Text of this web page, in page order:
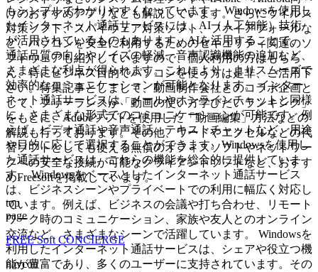
もシンプルでわかりやすくなっています。 Windowsを使用し
たインターネット通話サービスには、AI（人工知能）技術
が活用されているものもあります。AIを活用することで、
通話品質の向上やノイズの軽減、音声認識機能の追加など、
さまざまな利点が得られます。これにより、よりスムーズで
効率的なコミュニケーションが可能となります。 インター
ネット通話サービスは、メールやオンラインチャットと同様
に、さまざまな形式でのコミュニケーションが可能です。例
えば、ビデオ通話や音声通話、テキストチャットなど、用途
や目的に応じて選択することができます。Windowsを使用し
た通話サービスは、これらの機能を総合的に提供していま
す。 Windowsをベースとしたインターネット通話サービス
は、ビジネスシーンやプライベートでの利用に幅広く対応し
ています。例えば、ビジネスの会議や打ち合わせ、リモート
ワーク時のコミュニケーション、家族や友人とのオンライン
交流など、さまざまなシーンで活躍しています。 Windowsを
利用したインターネット通話サービスは、シェアや役立つ機
能が豊富であり、多くのユーザーに支持されています。その
けのおすすめアプリなども解説しています。さらにウイルス
対策ソフト、スパイウェア対策ソフト、ファイアフォールな
ど、パソコンを安全に利用するためのセキュリティ関連のソ
フトウェアも紹介していますので、個人利用の方はもちろ
ん、特にビジネス目的でパソコンを使う方は是非、ご活用下
さい。特集記事としまして、動画制作会社とのコラボ企画と
して、フリーランスが「動画の使い方学びたいランキング」
をもとに、Adobeソフトを使用した「動画編集」方法などの
解説も行っております。その他、ワードやエクセルなどの代
替ソフトとしても使える無償のオフィスソフトやネットワー
クへの安全な接続が可能なクライアントソフトなど、おすす
めFreesoftを掲載しています。
top
page
FREE Soft CONCIERGE
navcon